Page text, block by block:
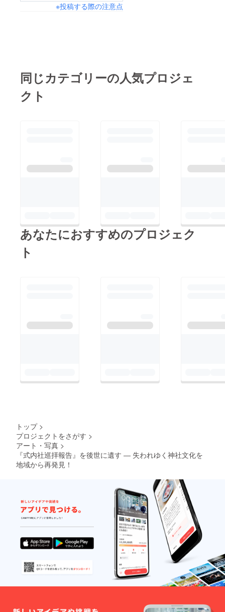
※投稿する際の注意点
同じカテゴリーの人気プロジェ
クト
あなたにおすすめのプロジェク
ト
トップ >
プロジェクトをさがす >
アート・写真 >
『式内社巡拝報告』を後世に遺す ― 失われゆく神社文化を
地域から再発見！